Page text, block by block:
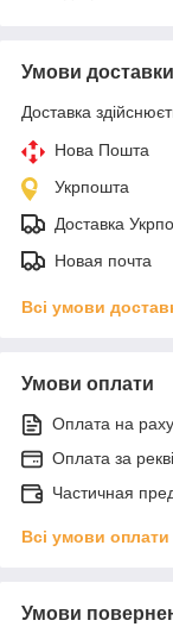
Умови доставки
Доставка
Нова Пошта
Укрпошта
Доставка
Новая почта
Всі умови
Умови оплати
Оплата на
Оплата за
Частичная
Всі умови оплати
Умови